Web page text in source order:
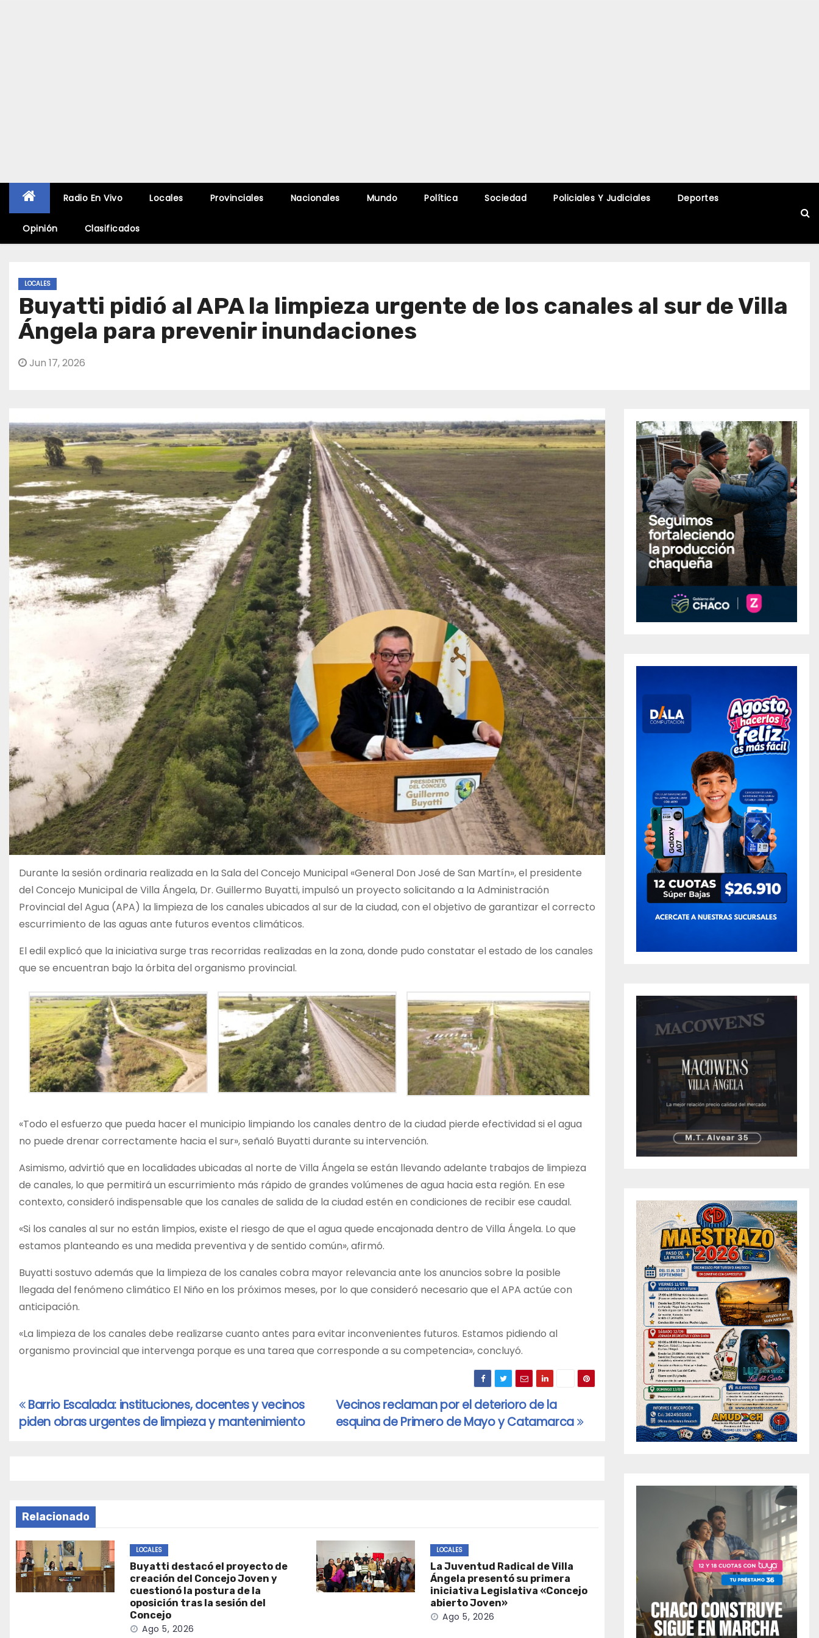
Radio En Vivo Locales Provinciales Nacionales Mundo Política Sociedad Policiales Y Judiciales Deportes
Opinión Clasificados
LOCALES
Buyatti pidió al APA la limpieza urgente de los canales al sur de Villa
Ángela para prevenir inundaciones
Jun 17, 2026
Durante la sesión ordinaria realizada en la Sala del Concejo Municipal «General Don José de San Martín», el presidente
del Concejo Municipal de Villa Ángela, Dr. Guillermo Buyatti, impulsó un proyecto solicitando a la Administración
Provincial del Agua (APA) la limpieza de los canales ubicados al sur de la ciudad, con el objetivo de garantizar el correcto
escurrimiento de las aguas ante futuros eventos climáticos.
El edil explicó que la iniciativa surge tras recorridas realizadas en la zona, donde pudo constatar el estado de los canales
que se encuentran bajo la órbita del organismo provincial.
«Todo el esfuerzo que pueda hacer el municipio limpiando los canales dentro de la ciudad pierde efectividad si el agua
no puede drenar correctamente hacia el sur», señaló Buyatti durante su intervención.
Asimismo, advirtió que en localidades ubicadas al norte de Villa Ángela se están llevando adelante trabajos de limpieza
de canales, lo que permitirá un escurrimiento más rápido de grandes volúmenes de agua hacia esta región. En ese
contexto, consideró indispensable que los canales de salida de la ciudad estén en condiciones de recibir ese caudal.
«Si los canales al sur no están limpios, existe el riesgo de que el agua quede encajonada dentro de Villa Ángela. Lo que
estamos planteando es una medida preventiva y de sentido común», afirmó.
Buyatti sostuvo además que la limpieza de los canales cobra mayor relevancia ante los anuncios sobre la posible
llegada del fenómeno climático El Niño en los próximos meses, por lo que consideró necesario que el APA actúe con
anticipación.
«La limpieza de los canales debe realizarse cuanto antes para evitar inconvenientes futuros. Estamos pidiendo al
organismo provincial que intervenga porque es una tarea que corresponde a su competencia», concluyó.
Navegación
de
Vecinos reclaman por el deterioro de la
esquina de Primero de Mayo y Catamarca
Barrio Escalada: instituciones, docentes y vecinos
piden obras urgentes de limpieza y mantenimiento
Relacionado
LOCALES
Buyatti destacó el proyecto de
creación del Concejo Joven y
cuestionó la postura de la
oposición tras la sesión del
Concejo
Ago 5, 2026
LOCALES
La Juventud Radical de Villa
Ángela presentó su primera
iniciativa Legislativa «Concejo
abierto Joven»
Ago 5, 2026